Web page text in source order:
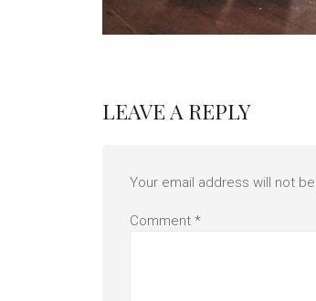
LEAVE A REPLY
Your email address will not
Comment *